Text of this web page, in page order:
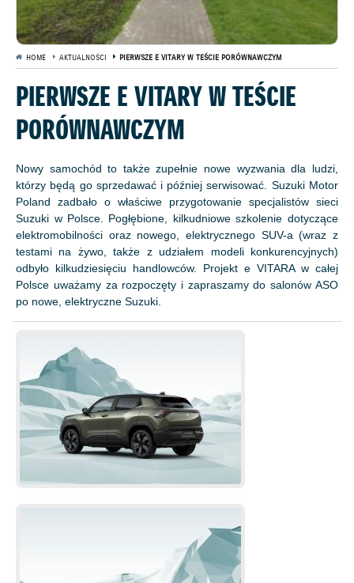
HOME AKTUALNOŚCI PIERWSZE E VITARY W TEŚCIE PORÓWNAWCZYM
PIERWSZE E VITARY W TEŚCIE
PORÓWNAWCZYM
Nowy samochód to także zupełnie nowe wyzwania dla ludzi,
którzy będą go sprzedawać i później serwisować. Suzuki Motor
Poland zadbało o właściwe przygotowanie specjalistów sieci
Suzuki w Polsce. Pogłębione, kilkudniowe szkolenie dotyczące
elektromobilności oraz nowego, elektrycznego SUV-a (wraz z
testami na żywo, także z udziałem modeli konkurencyjnych)
odbyło kilkudziesięciu handlowców. Projekt e VITARA w całej
Polsce uważamy za rozpoczęty i zapraszamy do salonów ASO
po nowe, elektryczne Suzuki.